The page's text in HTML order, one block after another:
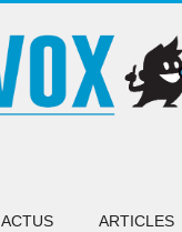
ACTUS ARTICLES